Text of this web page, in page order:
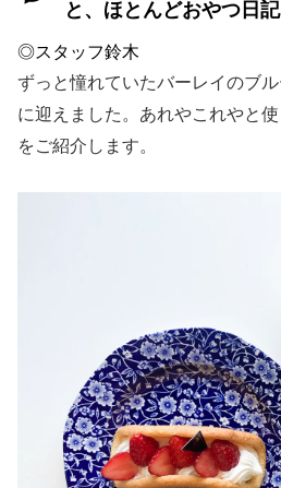
と、ほとんどおやつ日記
◎スタッフ鈴木
ずっと憧れていたバーレイのブ
に迎えました。あれやこれやと
をご紹介します。